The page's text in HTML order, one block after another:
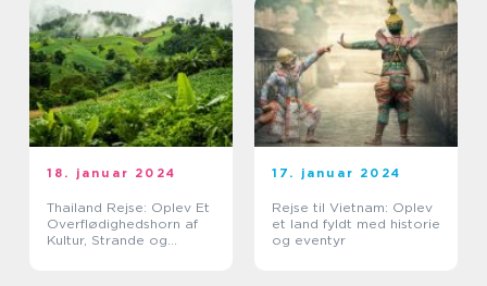
18. januar 2024
Thailand Rejse: Oplev Et
Overflødighedshorn af
Kultur, Strande og
17. januar 2024
Rejse til Vietnam: Oplev
et land fyldt med historie
og eventyr